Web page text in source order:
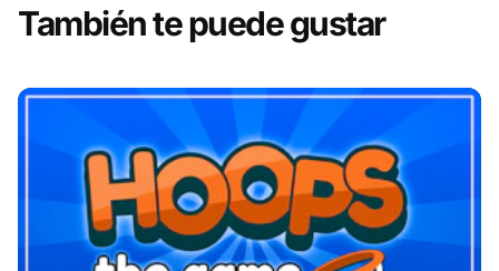
También te puede gustar